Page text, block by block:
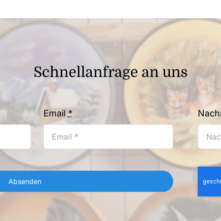
Schnellanfrage an uns
Email *
Absenden